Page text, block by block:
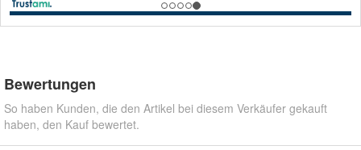
Bewertungen
So haben Kunden, die den Artikel bei diesem Verkäufer gekauft
haben, den Kauf bewertet.